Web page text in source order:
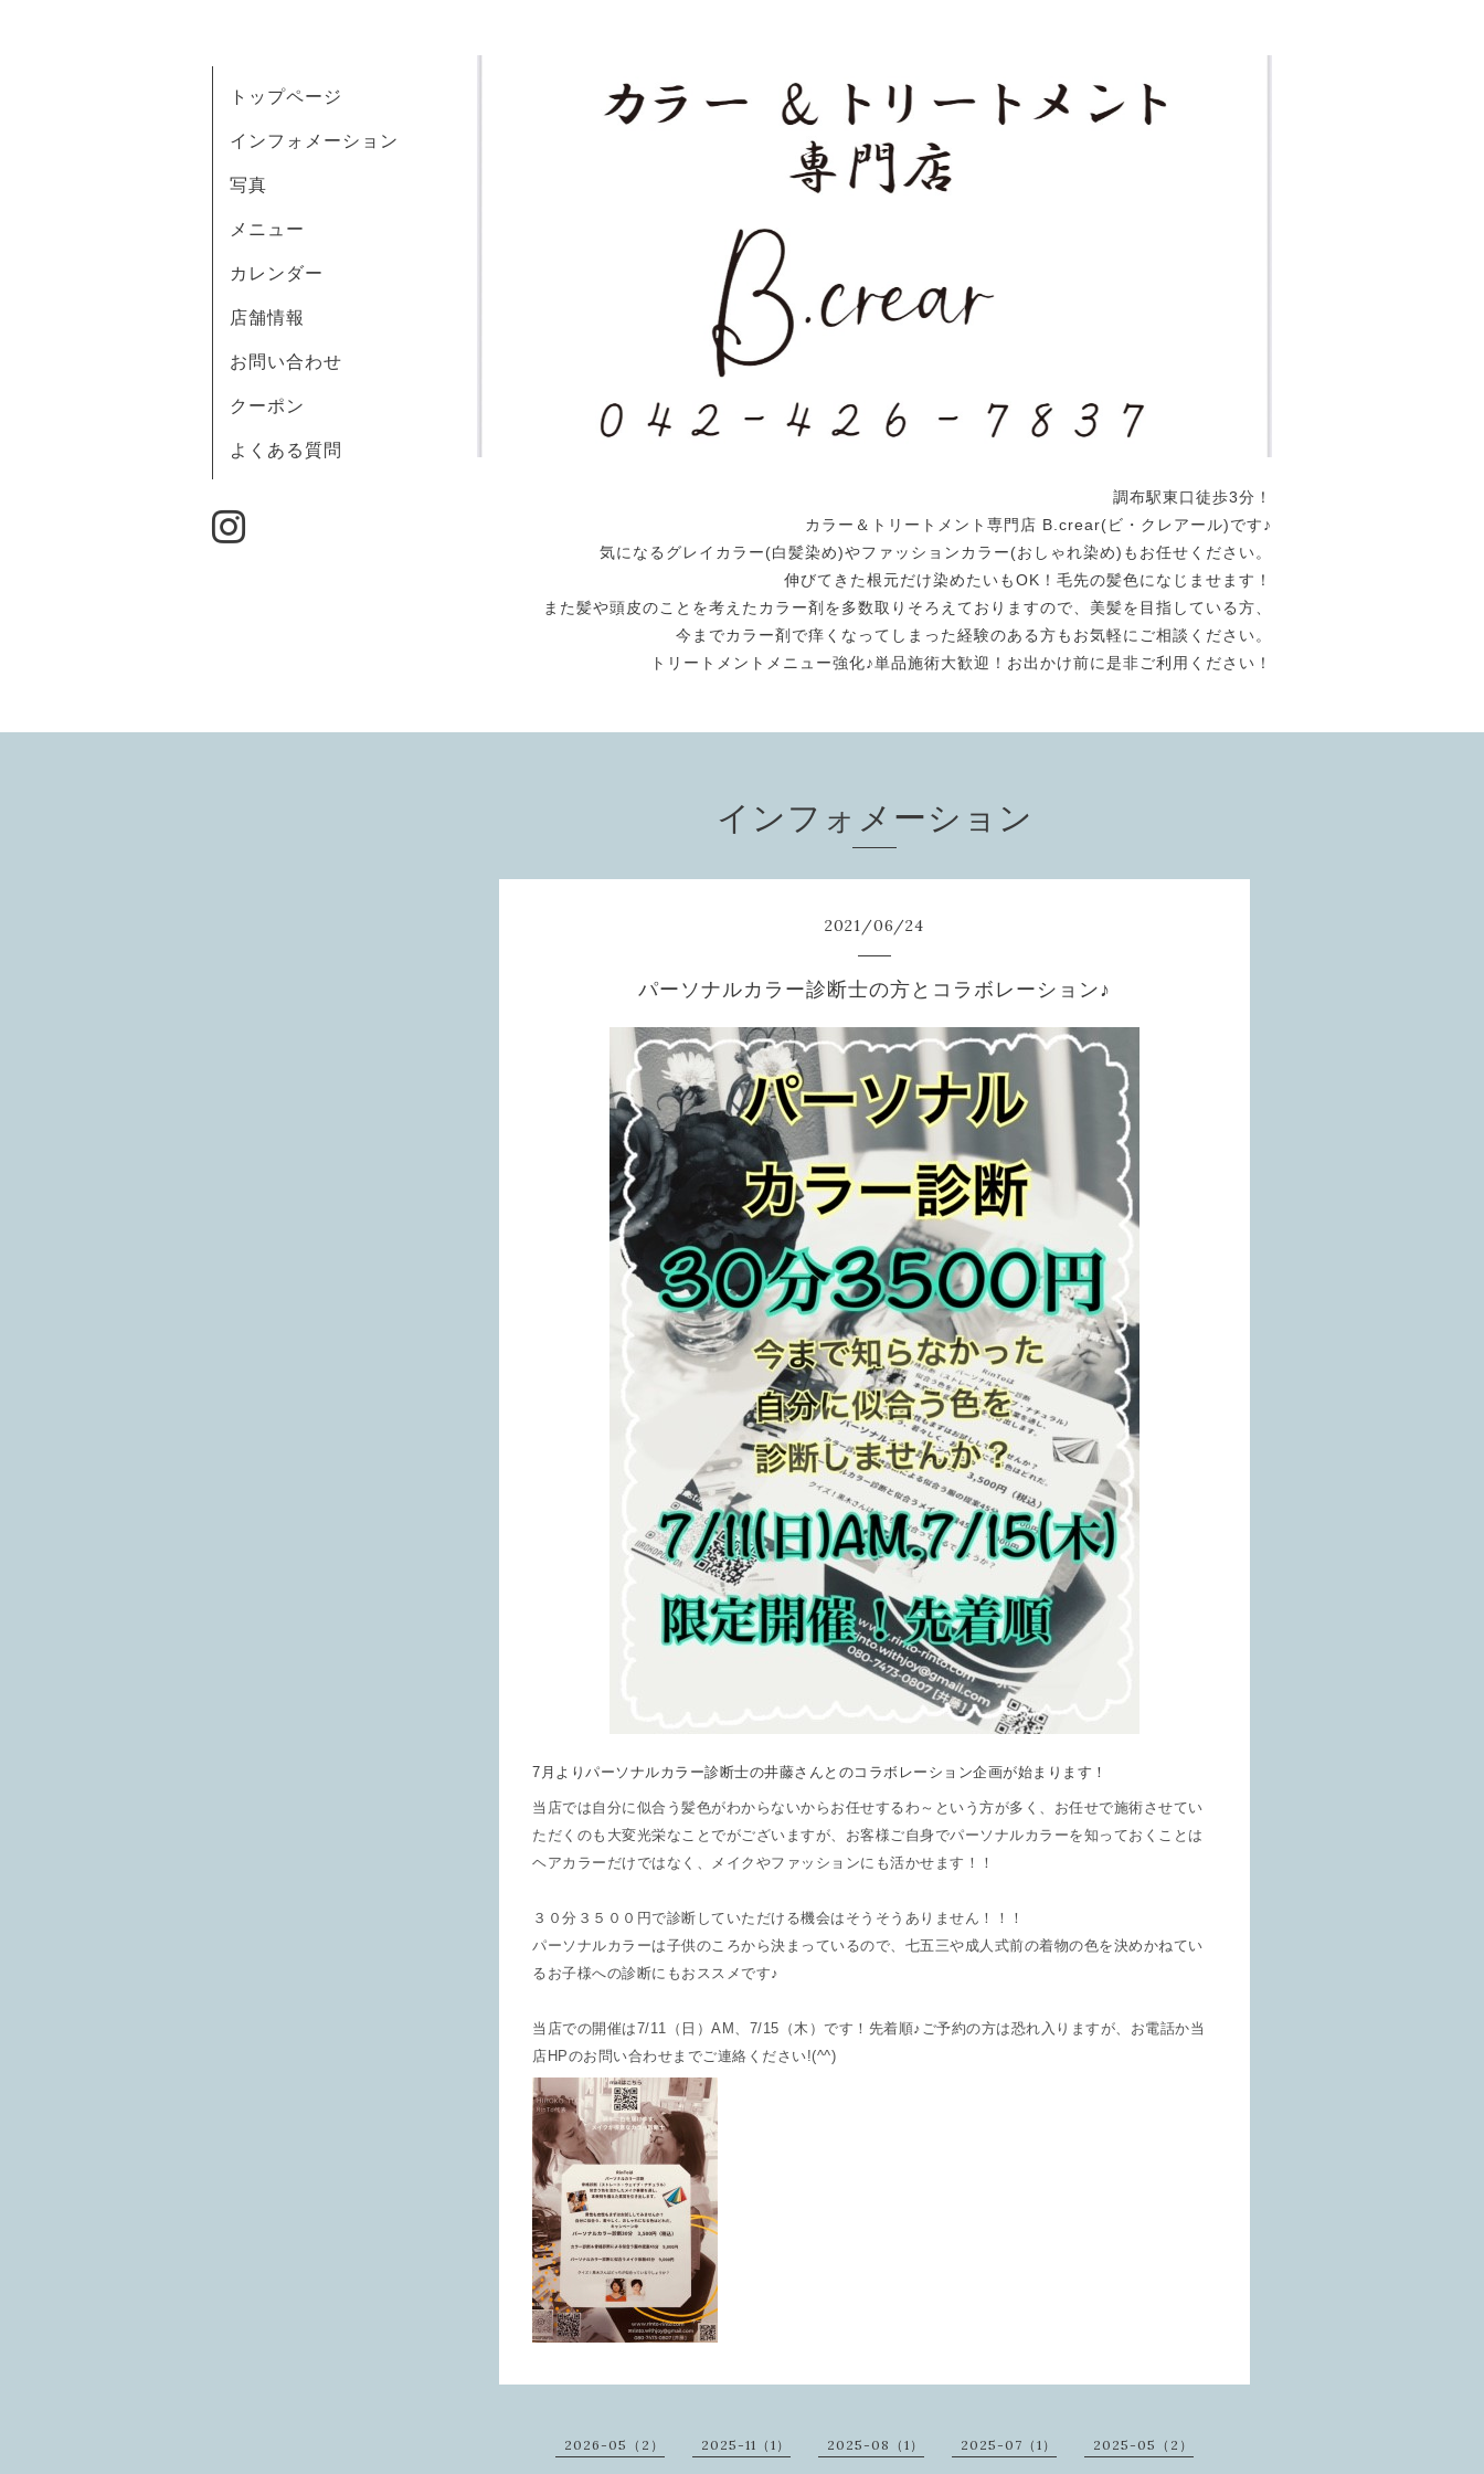
調布駅東口徒歩3分！
カラー＆トリートメント専門店 B.crear(ビ・クレアール)です♪
気になるグレイカラー(白髪染め)やファッションカラー(おしゃれ染め)もお任せください。
伸びてきた根元だけ染めたいもOK！毛先の髪色になじませます！
また髪や頭皮のことを考えたカラー剤を多数取りそろえておりますので、美髪を目指している方、
今までカラー剤で痒くなってしまった経験のある方もお気軽にご相談ください。
トリートメントメニュー強化♪単品施術大歓迎！お出かけ前に是非ご利用ください！
トップページ
インフォメーション
写真
メニュー
カレンダー
店舗情報
お問い合わせ
クーポン
よくある質問
インフォメーション
2021/06/24
パーソナルカラー診断士の方とコラボレーション♪
7月よりパーソナルカラー診断士の井藤さんとのコラボレーション企画が始まります！
当店では自分に似合う髪色がわからないからお任せするわ～という方が多く、お任せで施術させてい
ただくのも大変光栄なことでがございますが、お客様ご自身でパーソナルカラーを知っておくことは
ヘアカラーだけではなく、メイクやファッションにも活かせます！！
３０分３５００円で診断していただける機会はそうそうありません！！！
パーソナルカラーは子供のころから決まっているので、七五三や成人式前の着物の色を決めかねてい
るお子様への診断にもおススメです♪
当店での開催は7/11（日）AM、7/15（木）です！先着順♪ご予約の方は恐れ入りますが、お電話か当
店HPのお問い合わせまでご連絡ください!(^^)
2026-05（2） 2025-11（1） 2025-08（1） 2025-07（1） 2025-05（2）